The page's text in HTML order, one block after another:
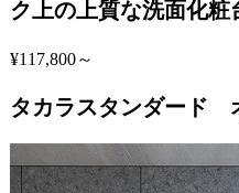
ク上の上質な洗面化粧
¥117,800～
タカラスタンダード